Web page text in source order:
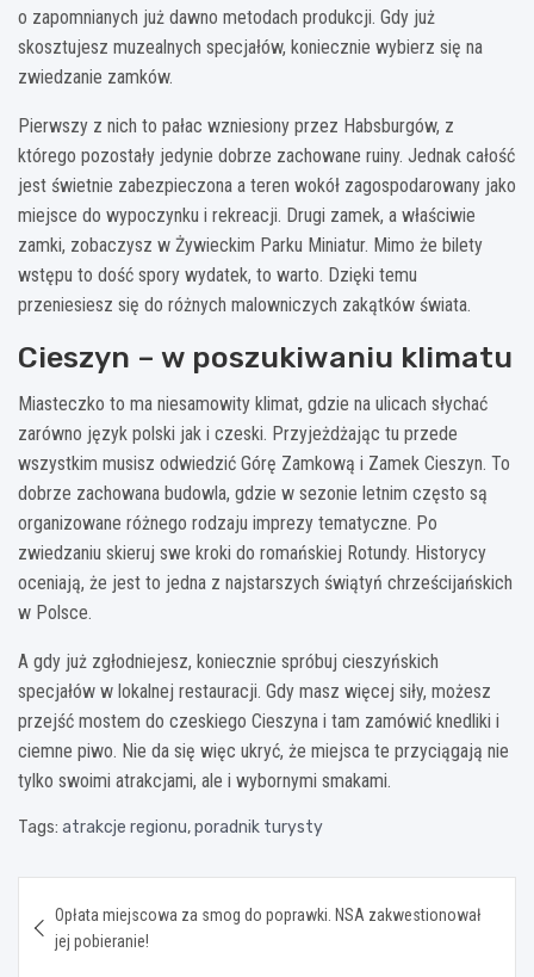
o zapomnianych już dawno metodach produkcji. Gdy już
skosztujesz muzealnych specjałów, koniecznie wybierz się na
zwiedzanie zamków.
Pierwszy z nich to pałac wzniesiony przez Habsburgów, z
którego pozostały jedynie dobrze zachowane ruiny. Jednak całość
jest świetnie zabezpieczona a teren wokół zagospodarowany jako
miejsce do wypoczynku i rekreacji. Drugi zamek, a właściwie
zamki, zobaczysz w Żywieckim Parku Miniatur. Mimo że bilety
wstępu to dość spory wydatek, to warto. Dzięki temu
przeniesiesz się do różnych malowniczych zakątków świata.
Cieszyn – w poszukiwaniu klimatu
Miasteczko to ma niesamowity klimat, gdzie na ulicach słychać
zarówno język polski jak i czeski. Przyjeżdżając tu przede
wszystkim musisz odwiedzić Górę Zamkową i Zamek Cieszyn. To
dobrze zachowana budowla, gdzie w sezonie letnim często są
organizowane różnego rodzaju imprezy tematyczne. Po
zwiedzaniu skieruj swe kroki do romańskiej Rotundy. Historycy
oceniają, że jest to jedna z najstarszych świątyń chrześcijańskich
w Polsce.
A gdy już zgłodniejesz, koniecznie spróbuj cieszyńskich
specjałów w lokalnej restauracji. Gdy masz więcej siły, możesz
przejść mostem do czeskiego Cieszyna i tam zamówić knedliki i
ciemne piwo. Nie da się więc ukryć, że miejsca te przyciągają nie
tylko swoimi atrakcjami, ale i wybornymi smakami.
Tags: atrakcje regionu,poradnik turysty
wpisu
Opłata miejscowa za smog do poprawki. NSA zakwestionował
jej pobieranie!